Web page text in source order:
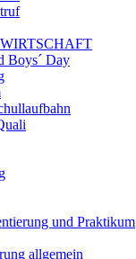
Boys´ Day
und Praktikum
allgemein